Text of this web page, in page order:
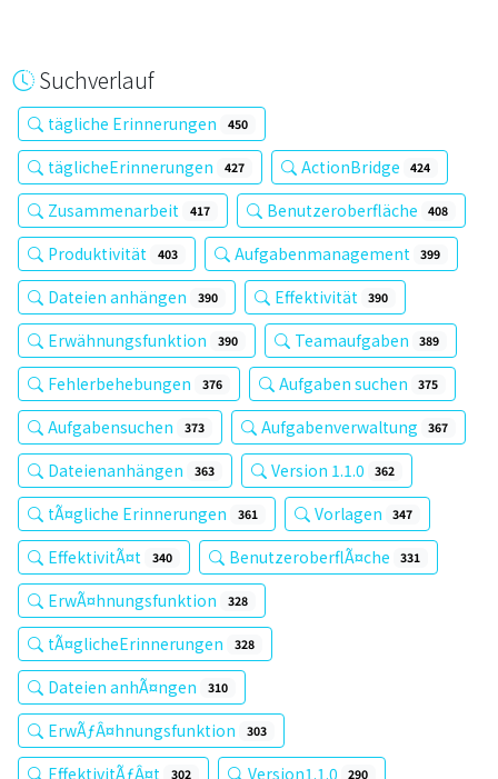
Suchverlauf
tägliche Erinnerungen 450
täglicheErinnerungen 427 ActionBridge 424
Zusammenarbeit 417 Benutzeroberfläche 408
Produktivität 403 Aufgabenmanagement 399
Dateien anhängen 390 Effektivität 390
Erwähnungsfunktion 390 Teamaufgaben 389
Fehlerbehebungen 376 Aufgaben suchen 375
Aufgabensuchen 373 Aufgabenverwaltung 367
Dateienanhängen 363 Version 1.1.0 362
tÃ¤gliche Erinnerungen 361 Vorlagen 347
EffektivitÃ¤t 340 BenutzeroberflÃ¤che 331
ErwÃ¤hnungsfunktion 328
tÃ¤glicheErinnerungen 328
Dateien anhÃ¤ngen 310
ErwÃƒÂ¤hnungsfunktion 303
EffektivitÃƒÂ¤t 302 Version1.1.0 290